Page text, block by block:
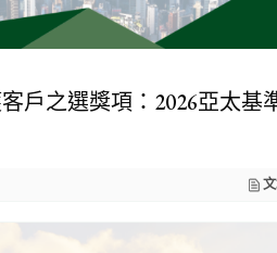
戶之選獎項：2026亞太基